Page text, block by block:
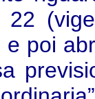
e poi